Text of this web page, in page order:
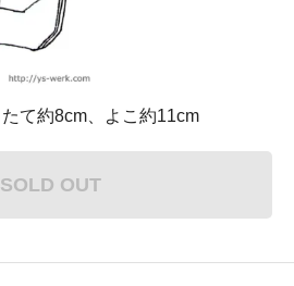
たて約8cm、よこ約11cm
SOLD OUT